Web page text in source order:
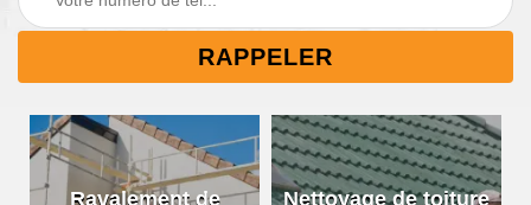
Ravalement de
Nettoyage de toiture